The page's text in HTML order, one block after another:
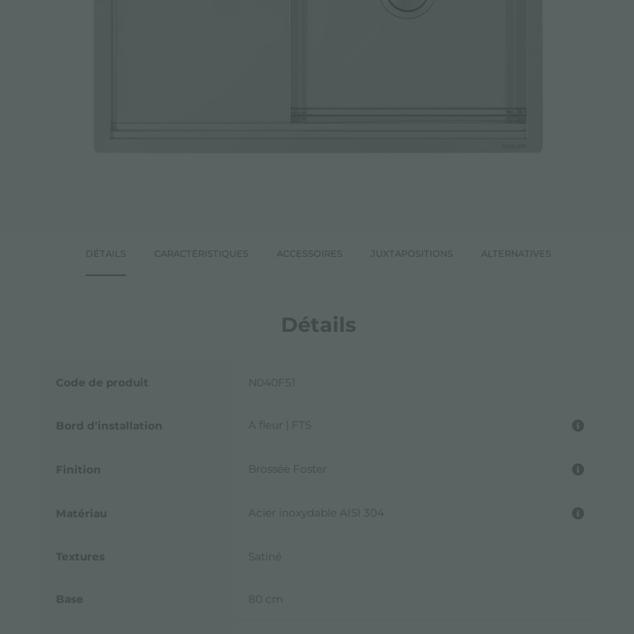
DÉTAILS CARACTÉRISTIQUES ACCESSOIRES JUXTAPOSITIONS ALTERNATIVES
Détails
Code de produit N040F51
Bord d'installation A fleur | FTS
Finition Brossée Foster
Matériau Acier inoxydable AISI 304
Textures Satiné
Base 80 cm